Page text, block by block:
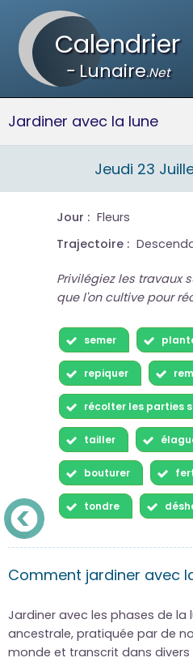
Calendrier
-Lunaire.Net
Jardiner avec la lune
Jeudi 23
Jour : Fleurs
Trajectoire :
Privilégiez les travaux
que l'on cultive pour
semer
repiquer
récolter les parties
tailler
bouturer
tondre
Comment jardiner avec
Jardiner avec les phases de la
ancestrale, pratiquée par de
monde et transcrit dans divers